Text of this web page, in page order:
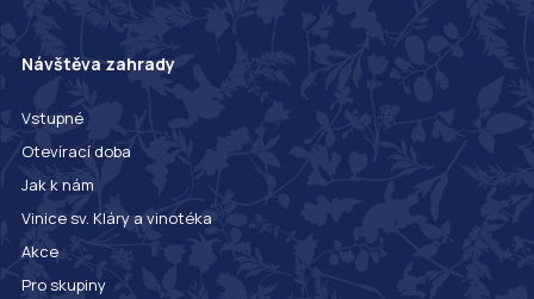
Návštěva zahrady
Vstupné
Otevírací doba
Jak k nám
Vinice sv. Kláry a vinotéka
Akce
Pro skupiny